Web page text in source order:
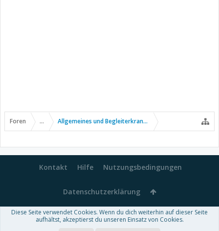
Foren ... Allgemeines und Begleiterkrankungen
Kontakt Hilfe Nutzungsbedingungen
Datenschutzerklärung
Forum software by XenForo™-Deutsch von xenDach
Diese Seite verwendet Cookies. Wenn du dich weiterhin auf dieser Seite
aufhältst, akzeptierst du unseren Einsatz von Cookies.